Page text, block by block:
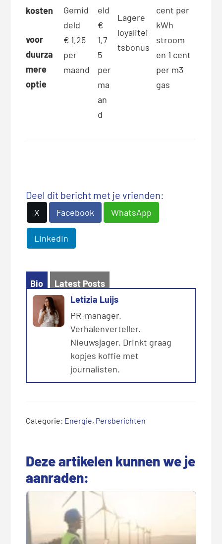
kosten
voor
duurza
mere
optie
Gemid
deld
€ 1,25
per
maand
eld
€
1,7
5
per
ma
an
d
Lagere
loyalitei
tsbonus
cent per
kWh
stroom
en 1 cent
per m3
gas
Deel dit bericht met je vrienden:
X Facebook WhatsApp
LinkedIn
Bio
Latest Posts
Letizia Luijs
PR-manager.
Verhalenverteller.
Nieuwsjager. Drinkt graag
kopjes koffie met
journalisten.
Categorie: Energie, Persberichten
Deze artikelen kunnen we je
aanraden: